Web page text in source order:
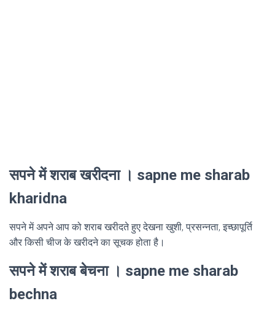
सपने में शराब खरीदना । sapne me sharab
kharidna
सपने में अपने आप को शराब खरीदते हुए देखना खुशी, प्रसन्नता, इच्छापूर्ति
और किसी चीज के खरीदने का सूचक होता है।
सपने में शराब बेचना । sapne me sharab
bechna